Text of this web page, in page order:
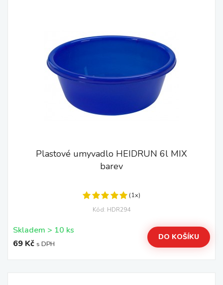
Plastové umyvadlo HEIDRUN 6l MIX
barev
(1x)
Kód: HDR294
Skladem > 10 ks
69 Kč s DPH
DO KOŠÍKU